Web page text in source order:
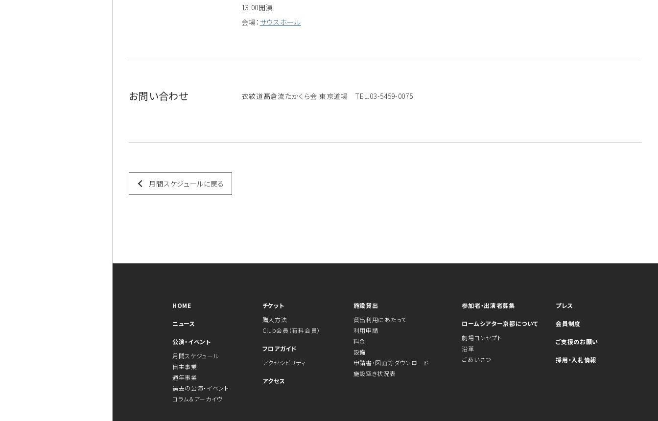
13:00開演
会場： サウスホール
お問い合わせ 衣紋道髙倉流たかくら会 東京道場 TEL.03-5459-0075
月間スケジュールに戻る
HOME
ニュース
公演・イベント
月間スケジュール
自主事業
通年事業
過去の公演・イベント
コラム＆アーカイヴ
チケット
購入方法
Club会員（有料会員）
フロアガイド
アクセシビリティ
アクセス
施設貸出
貸出利用にあたって
利用申請
料金
設備
申請書・図面等ダウンロード
施設空き状況表
参加者・出演者募集
ロームシアター京都について
劇場コンセプト
沿革
ごあいさつ
プレス
会員制度
ご支援のお願い
採用・入札情報